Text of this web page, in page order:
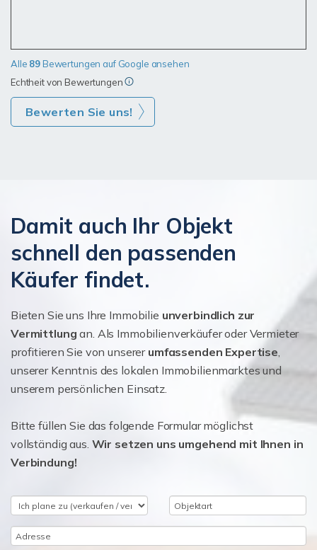
Alle 89 Bewertungen auf Google ansehen
Echtheit von Bewertungen
Bewerten Sie uns!
Damit auch Ihr Objekt
schnell den passenden
Käufer findet.
Bieten Sie uns Ihre Immobilie unverbindlich zur
Vermittlung an. Als Immobilienverkäufer oder Vermieter
profitieren Sie von unserer umfassenden Expertise,
unserer Kenntnis des lokalen Immobilienmarktes und
unserem persönlichen Einsatz.
Bitte füllen Sie das folgende Formular möglichst
vollständig aus. Wir setzen uns umgehend mit Ihnen in
Verbindung!